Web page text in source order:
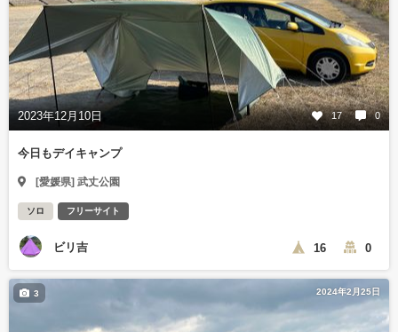
2023年12月10日 17 0
今日もデイキャンプ
[愛媛県] 武丈公園
ソロ フリーサイト
ビリ吉 16 0
2024年2月25日
3